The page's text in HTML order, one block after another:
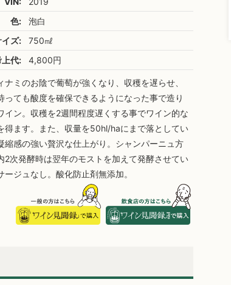
色:
泡白
イズ:
750㎖
代:
4,800円
ナミのお陰で葡萄が強くなり、収穫を遅らせ、
っても酸度を確保できるようになった事で造り
イン。収穫を2週間程度遅くする事でワイン的な
得ます。また、収量を50hl/haにまで落としてい
縮感の強い贅沢な仕上がり。シャンパーニュ方
2次発酵時は翌年のモストを加えて発酵させてい
ージュなし。酸化防止剤無添加。